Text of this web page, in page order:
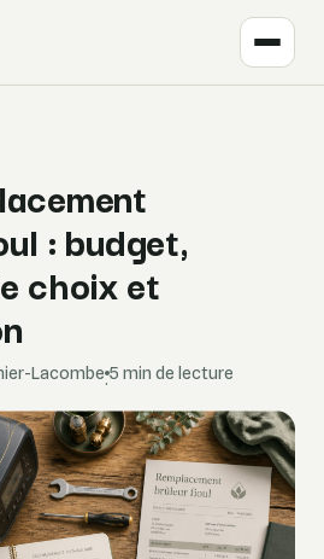
: budget,
choix et
Lacombe
·
5 min de lecture